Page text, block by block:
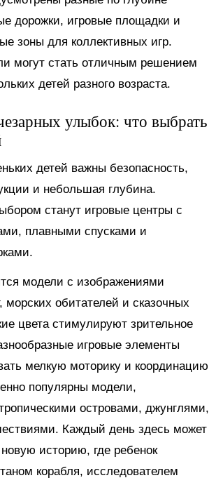
дорожки, игровые площадки и
зоны для коллективных игр.
могут стать отличным решением
детей разного возраста.
улыбок: что выбрать
детей важны безопасность,
и небольшая глубина.
станут игровые центры с
плавными спусками и
модели с изображениями
морских обитателей и сказочных
цвета стимулируют зрительное
игровые элементы
мелкую моторику и координацию
популярны модели,
островами, джунглями,
Каждый день здесь может
историю, где ребенок
корабля, исследователем